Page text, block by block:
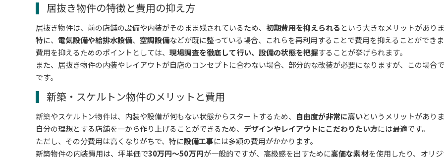
居抜き物件の特徴と費用の抑え方
居抜き物件は、前の店舗の設備や内装がそのまま残されているため、 初期費用を抑えられる という大きなメリットがあり
特に、 電気設備や給排水設備、 空調設備などが既に整っている場合、これらを再利用することで費用を抑えることができ
費用を抑えるためのポイントとしては、 現場調査を徹底して行い、設備の状態を把握することが挙げられます。
また、居抜き物件の内装やレイアウトが自店のコンセプトに合わない場合、部分的な改装が必要になりますが、この場合
です。
新築・スケルトン物件のメリットと費用
新築やスケルトン物件は、内装や設備が何もない状態からスタートするため、 自由度が非常に高いというメリットがあり
自分の理想とする店舗を一から作り上げることができるため、 デザインやレイアウトにこだわりたい方には最適です。
ただし、その分費用は高くなりがちで、特に設備工事には多額の費用がかかります。
新築物件の内装費用は、坪単価で30万円～50万円が一般的ですが、高級感を出すために高価な素材を使用したり、オリ